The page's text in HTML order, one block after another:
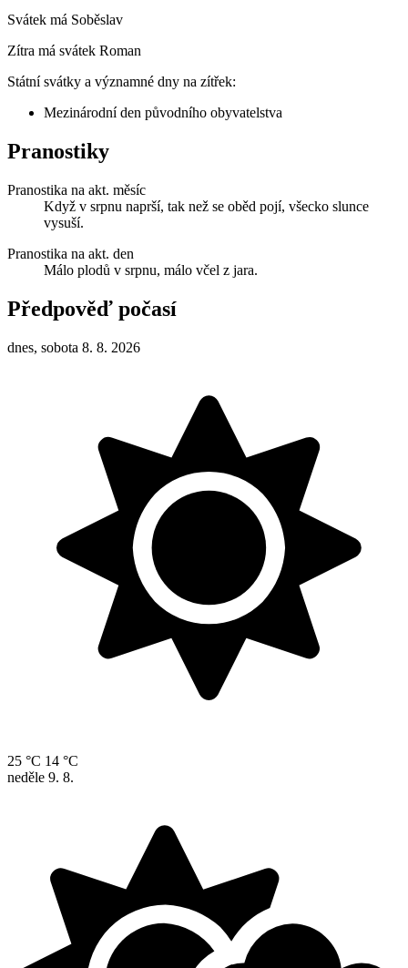
Svátek má Soběslav
Zítra má svátek Roman
Státní svátky a významné dny na zítřek:
Mezinárodní den původního obyvatelstva
Pranostiky
Pranostika na akt. měsíc
Když v srpnu naprší, tak než se oběd pojí, všecko slunce
vysuší.
Pranostika na akt. den
Málo plodů v srpnu, málo včel z jara.
Předpověď počasí
dnes, sobota 8. 8. 2026
25 °C 14 °C
neděle 9. 8.